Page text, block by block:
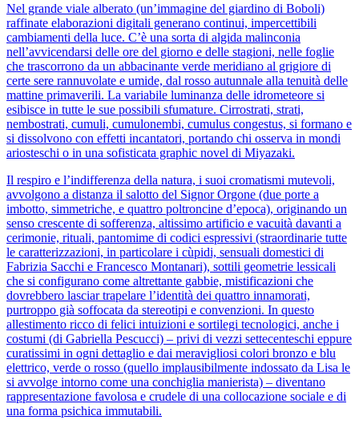
Nel grande viale alberato (un’immagine del giardino di Boboli)
raffinate elaborazioni digitali generano continui, impercettibili
cambiamenti della luce. C’è una sorta di algida malinconia
nell’avvicendarsi delle ore del giorno e delle stagioni, nelle foglie
che trascorrono da un abbacinante verde meridiano al grigiore di
certe sere rannuvolate e umide, dal rosso autunnale alla tenuità delle
mattine primaverili. La variabile luminanza delle idrometeore si
esibisce in tutte le sue possibili sfumature. Cirrostrati, strati,
nembostrati, cumuli, cumulonembi, cumulus congestus, si formano e
si dissolvono con effetti incantatori, portando chi osserva in mondi
ariosteschi o in una sofisticata graphic novel di Miyazaki.
Il respiro e l’indifferenza della natura, i suoi cromatismi mutevoli,
avvolgono a distanza il salotto del Signor Orgone (due porte a
imbotto, simmetriche, e quattro poltroncine d’epoca), originando un
senso crescente di sofferenza, altissimo artificio e vacuità davanti a
cerimonie, rituali, pantomime di codici espressivi (straordinarie tutte
le caratterizzazioni, in particolare i cùpidi, sensuali domestici di
Fabrizia Sacchi e Francesco Montanari), sottili geometrie lessicali
che si configurano come altrettante gabbie, mistificazioni che
dovrebbero lasciar trapelare l’identità dei quattro innamorati,
purtroppo già soffocata da stereotipi e convenzioni. In questo
allestimento ricco di felici intuizioni e sortilegi tecnologici, anche i
costumi (di Gabriella Pescucci) – privi di vezzi settecenteschi eppure
curatissimi in ogni dettaglio e dai meravigliosi colori bronzo e blu
elettrico, verde o rosso (quello implausibilmente indossato da Lisa le
si avvolge intorno come una conchiglia manierista) – diventano
rappresentazione favolosa e crudele di una collocazione sociale e di
una forma psichica immutabili.